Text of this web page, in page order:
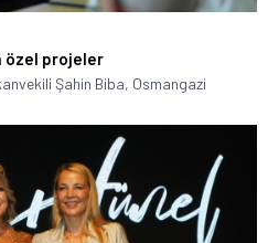
özel projeler
Şahin Biba, Osmangazi